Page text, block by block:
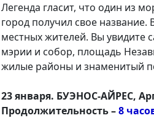
Легенда гласит, что один из
город получил свое название.
местных жителей. Вы увидите
мэрии и собор, площадь
жилые районы и знаменитый
23 января. БУЭНОС-АЙРЕС,
Продолжительность –8